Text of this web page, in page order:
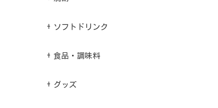
ソフトドリンク
食品・調味料
グッズ